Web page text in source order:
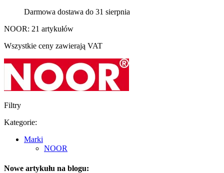
Darmowa dostawa do 31 sierpnia
NOOR: 21 artykułów
Wszystkie ceny zawierają VAT
Filtry
Kategorie:
Marki
NOOR
Nowe artykułu na blogu: